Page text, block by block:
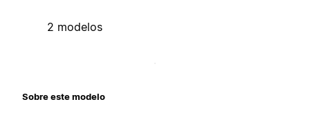
2 modelos
Sobre este modelo